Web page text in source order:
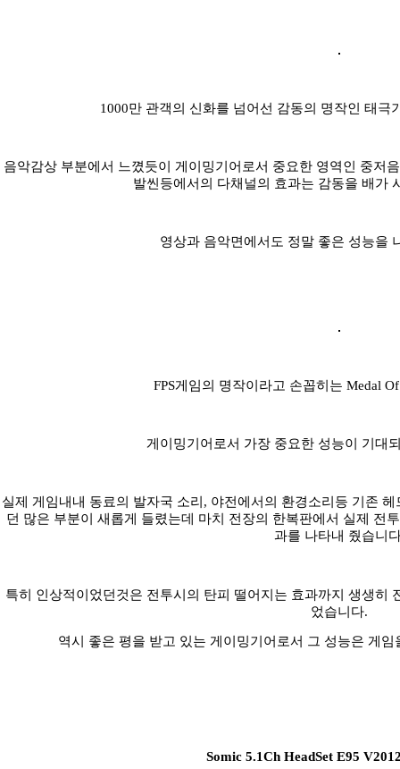
1000만 관객의 신화를 넘어선 감동의 명작인 태극
음악감상 부분에서 느꼈듯이 게이밍기어로서 중요한 영역인 중저
발씬등에서의 다채널의 효과는 감동을 배가
영상과 음악면에서도 정말 좋은 성능을
FPS게임의 명작이라고 손꼽히는 Medal
게이밍기어로서 가장 중요한 성능이 기대
실제 게임내내 동료의 발자국 소리, 야전에서의 환경소리등 기존
던 많은 부분이 새롭게 들렸는데 마치 전장의 한복판에서 실제 전
과를 나타내 줬습니
특히 인상적이었던것은 전투시의 탄피 떨어지는 효과까지 생생히
었습니다.
역시 좋은 평을 받고 있는 게이밍기어로서 그 성능은 게
Somic 5.1Ch HeadSet E95